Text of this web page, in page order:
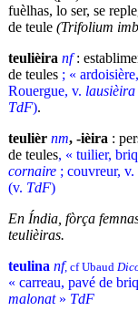
fuèlhas, lo ser, se
de teule (Trifolium
teulièira nf:
de teules ; «
Rouergue, v. lausièira
TdF).
teulièr nm, -ièira :
de teules, « tuilier,
cornaire ; couvreur, v.
(v. TdF)
En Índia, fòrça
teulièiras.
teulina nf, cf Ubaud
« carreau, pavé de
malonat» TdF